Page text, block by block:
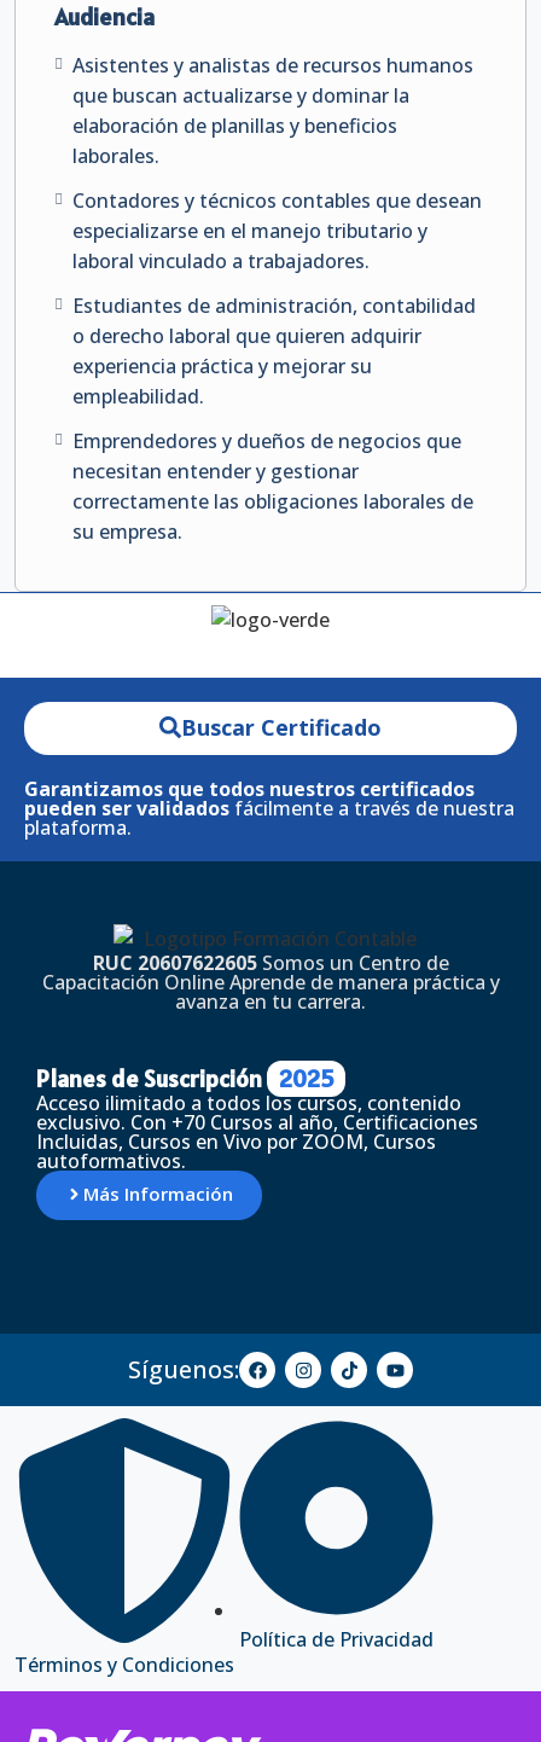
Audiencia
Asistentes y analistas de recursos humanos
que buscan actualizarse y dominar la
elaboración de planillas y beneficios
laborales.
Contadores y técnicos contables que desean
especializarse en el manejo tributario y
laboral vinculado a trabajadores.
Estudiantes de administración, contabilidad
o derecho laboral que quieren adquirir
experiencia práctica y mejorar su
empleabilidad.
Emprendedores y dueños de negocios que
necesitan entender y gestionar
correctamente las obligaciones laborales de
su empresa.
Buscar Certificado
Garantizamos que todos nuestros certificados
pueden ser validados fácilmente a través de nuestra
plataforma.
RUC 20607622605 Somos un Centro de
Capacitación Online Aprende de manera práctica y
avanza en tu carrera.
Planes de Suscripción 2025
Acceso ilimitado a todos los cursos, contenido
exclusivo. Con +70 Cursos al año, Certificaciones
Incluidas, Cursos en Vivo por ZOOM, Cursos
autoformativos.
Más Información
Síguenos:
Términos y Condiciones
Política de Privacidad